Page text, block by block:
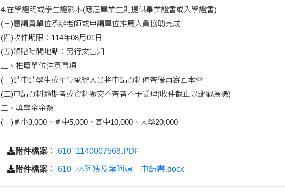
4.在學證明或學生證影本(應屆畢業生則提供畢業證書或入學證書)
(三)惠請貴單位承辦老師或申請單位推薦人員協助完成
(四)收件期限：114年08月01日
(五)頒贈時間地點：另行文告知
二、推薦單位注意事項
(一)請申請學生或單位承辦人員將申請資料備齊後再寄回本會
(二)申請資料逾期者或資料繳交不齊者不予受理(收件截止以郵戳為憑)
三、獎學金金額
(一)國小3,000、國中5,000、高中10,000、大學20,000
附件檔案 ： 610_1140007568.PDF
附件檔案 ： 610_林阿姨及葉阿姨－申請書.docx